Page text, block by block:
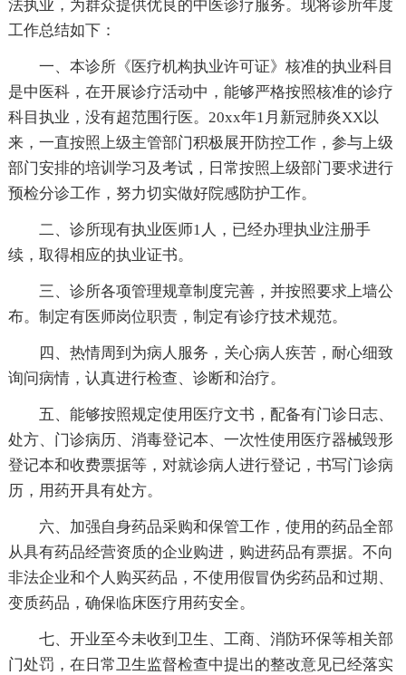
法执业，为群众提供优良的中医诊疗服务。现将诊所年度
工作总结如下：
一、本诊所《医疗机构执业许可证》核准的执业科目
是中医科，在开展诊疗活动中，能够严格按照核准的诊疗
科目执业，没有超范围行医。20xx年1月新冠肺炎XX以
来，一直按照上级主管部门积极展开防控工作，参与上级
部门安排的培训学习及考试，日常按照上级部门要求进行
预检分诊工作，努力切实做好院感防护工作。
二、诊所现有执业医师1人，已经办理执业注册手
续，取得相应的执业证书。
三、诊所各项管理规章制度完善，并按照要求上墙公
布。制定有医师岗位职责，制定有诊疗技术规范。
四、热情周到为病人服务，关心病人疾苦，耐心细致
询问病情，认真进行检查、诊断和治疗。
五、能够按照规定使用医疗文书，配备有门诊日志、
处方、门诊病历、消毒登记本、一次性使用医疗器械毁形
登记本和收费票据等，对就诊病人进行登记，书写门诊病
历，用药开具有处方。
六、加强自身药品采购和保管工作，使用的药品全部
从具有药品经营资质的企业购进，购进药品有票据。不向
非法企业和个人购买药品，不使用假冒伪劣药品和过期、
变质药品，确保临床医疗用药安全。
七、开业至今未收到卫生、工商、消防环保等相关部
门处罚，在日常卫生监督检查中提出的整改意见已经落实